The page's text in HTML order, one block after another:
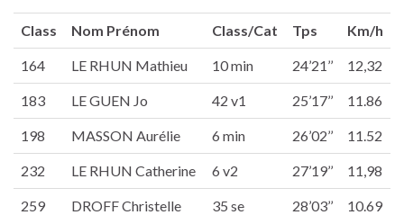
Class Nom Prénom Class/Cat Tps Km/h
164 LE RHUN Mathieu 10 min 24’21’’ 12,32
183 LE GUEN Jo 42 v1 25’17’’ 11.86
198 MASSON Aurélie 6 min 26’02’’ 11.52
232 LE RHUN Catherine 6 v2 27’19’’ 11,98
259 DROFF Christelle 35 se 28’03’’ 10.69